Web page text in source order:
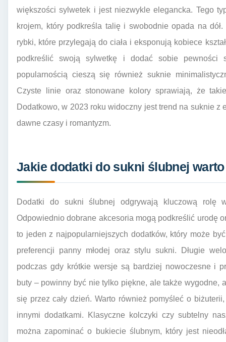
większości sylwetek i jest niezwykle elegancka. Tego
krojem, który podkreśla talię i swobodnie opada na
rybki, które przylegają do ciała i eksponują kobiece
podkreślić swoją sylwetkę i dodać sobie pewności
popularnością cieszą się również suknie
Czyste linie oraz stonowane kolory sprawiają, że
Dodatkowo, w 2023 roku widoczny jest trend na suknie z
dawne czasy i romantyzm.
Jakie dodatki do sukni ślubnej
Dodatki do sukni ślubnej odgrywają kluczową rolę
Odpowiednio dobrane akcesoria mogą podkreślić urodę
to jeden z najpopularniejszych dodatków, który może
preferencji panny młodej oraz stylu sukni. Długie
podczas gdy krótkie wersje są bardziej nowoczesne i
buty – powinny być nie tylko piękne, ale także wygodne,
się przez cały dzień. Warto również pomyśleć o
innymi dodatkami. Klasyczne kolczyki czy subtelny
można zapominać o bukiecie ślubnym, który jest